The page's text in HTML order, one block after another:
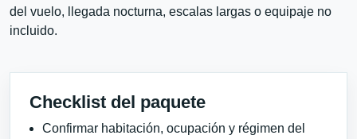
del vuelo, llegada nocturna, escalas largas o equipaje no
incluido.
Checklist del paquete
Confirmar habitación, ocupación y régimen del